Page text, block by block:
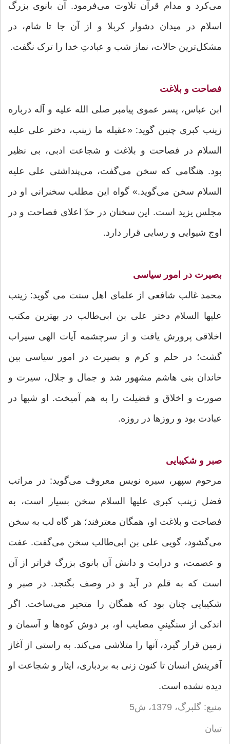
می‌کرد و مدام قرآن تلاوت می‌فرمود. آن بانوی بزرگ
اسلام در میدان دشوار کربلا و از آن جا تا شام، در
مشکل‌ترین حالات، نماز شب و عبادتِ خدا را ترک نگفت.
فصاحت و بلاغت
ابن عباس، پسر عموی پیامبر صلی الله علیه و آله درباره
زینب کبری چنین گوید: «عقیله ما زینب، دختر علی علیه
السلام در فصاحت و بلاغت و شجاعت ادبی، بی نظیر
بود. هنگامی که سخن می‌گفت، می‌پنداشتی علی علیه
السلام سخن می‌گوید.» گواه این مطلب سخنرانی او در
مجلس یزید است. این سخنان در حدّ اعلای فصاحت و در
اوج شیوایی و رسایی قرار دارد.
بصیرت در امور سیاسی
محمد غالب شافعی از علمای اهل سنت می گوید: زینب
علیها السلام دختر علی بن ابی‌طالب در بهترین مکتب
اخلاقی پرورش یافت و از سرچشمه آیات الهی سیراب
گشت؛ در حلم و کرم و بصیرت در امور سیاسی بین
خاندان بنی هاشم مشهور شد و جمال و جلال، سیرت و
صورت و اخلاق و فضیلت را به هم آمیخت. او شبها در
عبادت بود و روزها در روزه.
صبر و شکیبایی
مرحوم سپهر، سیره نویس معروف می‌گوید: در مراتب
فضل زینب کبری علیها السلام سخن بسیار است، به
فصاحت و بلاغت او، همگان معترفند؛ هر گاه لب به سخن
می‌گشود، گویی علی بن ابی‌طالب سخن می‌گفت. عفت
و عصمت، و درایت و دانش آن بانوی بزرگ فراتر از آن
است که به قلم در آید و در وصف بگنجد. در صبر و
شکیبایی چنان بود که همگان را متحیر می‌ساخت. اگر
اندکی از سنگینیِ مصایب او، بر دوش کوه‌ها و آسمان و
زمین قرار گیرد، آنها را متلاشی می‌کند. به راستی از آغاز
آفرینش انسان تا کنون زنی به بردباری، ایثار و شجاعت او
دیده نشده است.
منبع: گلبرگ، 1379، ش5
تبیان